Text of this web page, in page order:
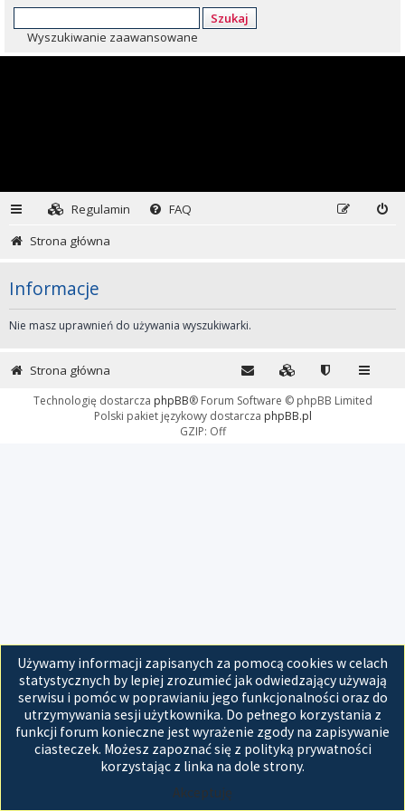
Szukaj
Wyszukiwanie zaawansowane
Regulamin
FAQ
Strona główna
Informacje
Nie masz uprawnień do używania wyszukiwarki.
Używamy informacji zapisanych za pomocą cookies w celach
statystycznych by lepiej zrozumieć jak odwiedzający używają
serwisu i pomóc w poprawianiu jego funkcjonalności oraz do
utrzymywania sesji użytkownika. Do pełnego korzystania z
funkcji forum konieczne jest wyrażenie zgody na zapisywanie
ciasteczek. Możesz zapoznać się z polityką prywatności
korzystając z linka na dole strony.
Akceptuję
Strona główna
Technologię dostarcza phpBB® Forum Software © phpBB Limited
Polski pakiet językowy dostarcza phpBB.pl
GZIP: Off